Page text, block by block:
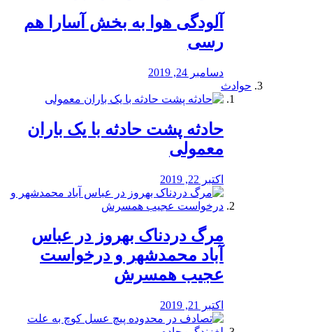
آلودگی هوا به بخش آسارا هم
رسی
دسامبر 24, 2019
حوادث
️حادثه پشت حادثه با یک باران
معمولی
اکتبر 22, 2019
مرگ دردناک بهروز در عباس
آباد محمدشهر و درخواست
عجیب همسرش
اکتبر 21, 2019